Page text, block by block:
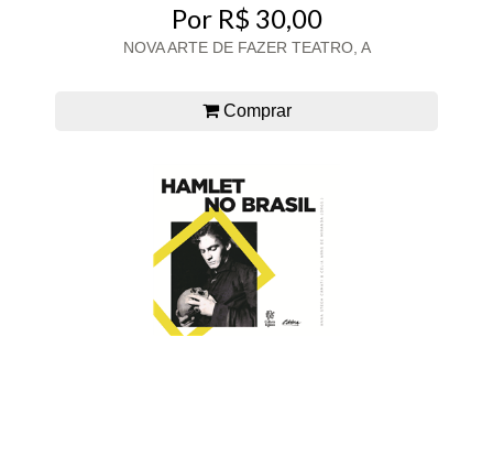
Por R$ 30,00
NOVA ARTE DE FAZER TEATRO, A
Comprar